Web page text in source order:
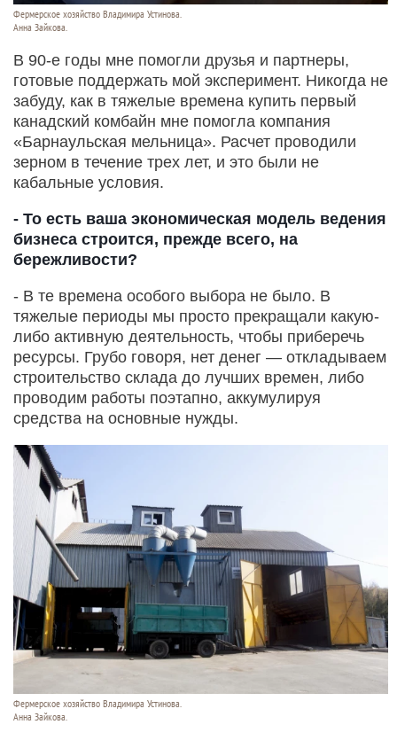
Фермерское хозяйство Владимира Устинова.
Анна Зайкова.
В 90-е годы мне помогли друзья и партнеры,
готовые поддержать мой эксперимент. Никогда не
забуду, как в тяжелые времена купить первый
канадский комбайн мне помогла компания
«Барнаульская мельница». Расчет проводили
зерном в течение трех лет, и это были не
кабальные условия.
- То есть ваша экономическая модель ведения
бизнеса строится, прежде всего, на
бережливости?
- В те времена особого выбора не было. В
тяжелые периоды мы просто прекращали какую-
либо активную деятельность, чтобы приберечь
ресурсы. Грубо говоря, нет денег — откладываем
строительство склада до лучших времен, либо
проводим работы поэтапно, аккумулируя
средства на основные нужды.
Фермерское хозяйство Владимира Устинова.
Анна Зайкова.